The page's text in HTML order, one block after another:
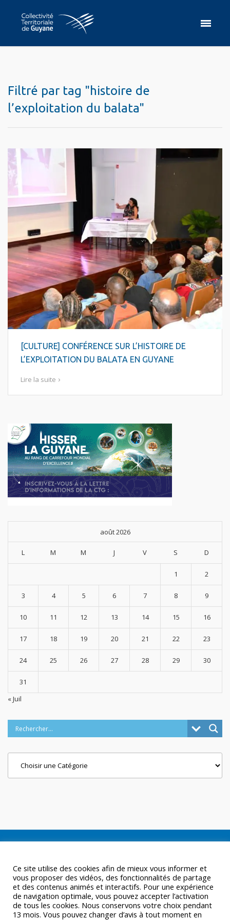
Filtré par tag "histoire de
l’exploitation du balata"
[CULTURE] CONFÉRENCE SUR L’HISTOIRE DE
L’EXPLOITATION DU BALATA EN GUYANE
Lire la suite
août 2026
L M M J V S D
1 2
3 4 5 6 7 8 9
10 11 12 13 14 15 16
17 18 19 20 21 22 23
24 25 26 27 28 29 30
31
« Juil
Ce site utilise des cookies afin de mieux vous informer et
vous proposer des vidéos, des fonctionnalités de partage
et des contenus animés et interactifs. Pour une expérience
de navigation optimale, vous pouvez accepter l’activation
de tous les cookies. Nous conservons votre choix pendant
13 mois. Vous pouvez changer d’avis à tout moment en